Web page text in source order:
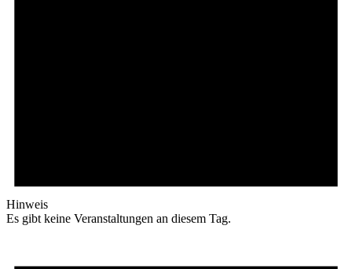
Hinweis
Es gibt keine Veranstaltungen an diesem Tag.